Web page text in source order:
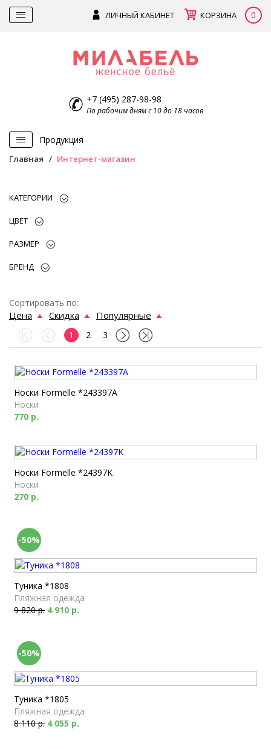
ЛИЧНЫЙ КАБИНЕТ КОРЗИНА 0
+7 (495) 287-98-98
По рабочим дням с 10 до 18 часов
Продукция
Главная Интернет-магазин
КАТЕГОРИИ
ЦВЕТ
РАЗМЕР
БРЕНД
Сортировать по:
Цена Скидка Популярные
1 2 3
Носки Formelle *243397A
Носки
770 р.
Носки Formelle *24397K
Носки
270 р.
-50%
Туника *1808
Пляжная одежда
9 820 р. 4 910 р.
-50%
Туника *1805
Пляжная одежда
8 110 р. 4 055 р.